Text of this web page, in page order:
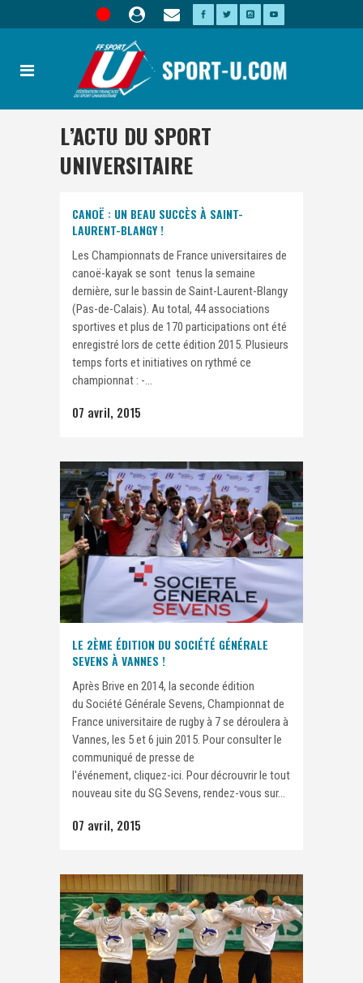
L’ACTU DU SPORT
UNIVERSITAIRE
CANOË : UN BEAU SUCCÈS À SAINT-
LAURENT-BLANGY !
Les Championnats de France universitaires de
canoë-kayak se sont tenus la semaine
dernière, sur le bassin de Saint-Laurent-Blangy
(Pas-de-Calais). Au total, 44 associations
sportives et plus de 170 participations ont été
enregistré lors de cette édition 2015. Plusieurs
temps forts et initiatives on rythmé ce
championnat : -...
07 avril, 2015
LE 2ÈME ÉDITION DU SOCIÉTÉ GÉNÉRALE
SEVENS À VANNES !
Après Brive en 2014, la seconde édition
du Société Générale Sevens, Championnat de
France universitaire de rugby à 7 se déroulera à
Vannes, les 5 et 6 juin 2015. Pour consulter le
communiqué de presse de
l'événement, cliquez-ici. Pour décrouvrir le tout
nouveau site du SG Sevens, rendez-vous sur...
07 avril, 2015